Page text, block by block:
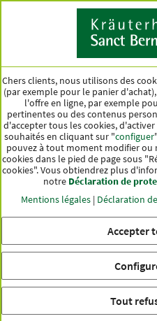
Pays
CATÉGORIES OFFRES
Livraison gratuite
à partir de 50 €
pour l'Allemagne
Gélules Gelenkfit
Chers clients, nous utilisons des
(par exemple pour le panier
l'offre en ligne, par exemple
pertinentes ou des contenus
d'accepter tous les cookies,
souhaités en cliquant sur "configuer
pouvez à tout moment modifier ou
cookies dans le pied de page sous
cookies". Vous obtiendrez plus
notre Déclaration de
Mentions légales| Déclaration
Accepter
Tout